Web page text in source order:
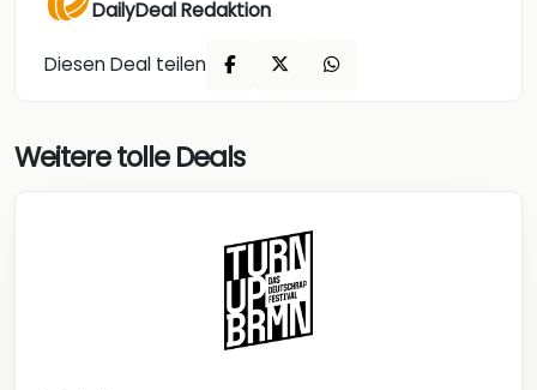
DailyDeal Redaktion
Diesen Deal teilen
Weitere tolle Deals